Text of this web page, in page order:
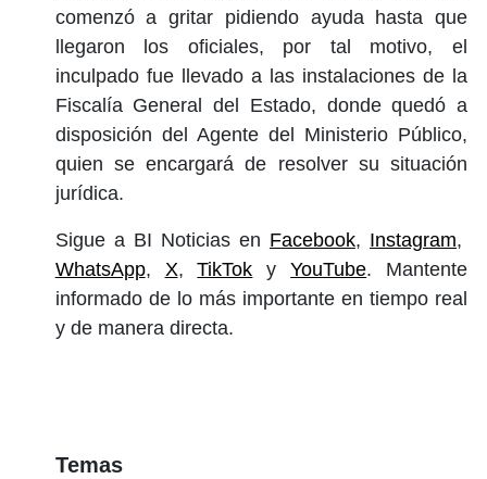
comenzó a gritar pidiendo ayuda hasta que
llegaron los oficiales, por tal motivo, el
inculpado fue llevado a las instalaciones de la
Fiscalía General del Estado, donde quedó a
disposición del Agente del Ministerio Público,
quien se encargará de resolver su situación
jurídica.
Sigue a BI Noticias en Facebook, Instagram,
WhatsApp, X,TikTok yYouTube. Mantente
informado de lo más importante en tiempo real
y de manera directa.
Temas